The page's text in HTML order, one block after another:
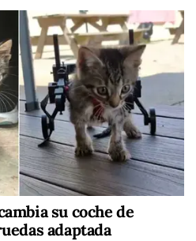
su coche de
adaptada